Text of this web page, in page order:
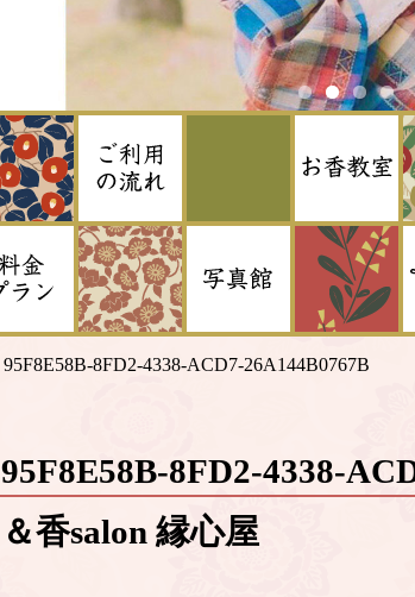
95F8E58B-8FD2-4338-ACD7-26A144B0767B
95F8E58B-8FD2-4338-
＆香salon 縁心屋